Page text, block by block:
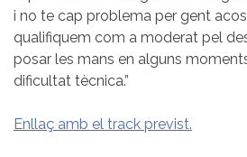
i no te cap problema per gent
qualifiquem com a moderat pel
posar les mans en alguns
dificultat tècnica.”
Enllaç amb el track previst.